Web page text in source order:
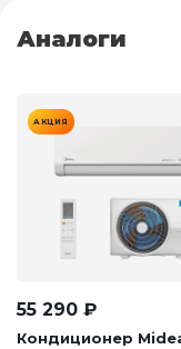
Аналоги
АКЦИЯ
55 290 ₽
Кондиционер